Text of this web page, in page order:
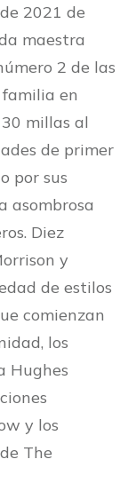
2021 de
maestra
2 de las
en
millas al
de primer
por sus
asombrosa
Diez
y
de estilos
comienzan
los
Hughes
y los
The